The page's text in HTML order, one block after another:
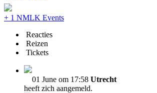
+ 1 NMLK Events
Reacties
Reizen
Tickets
01 June om 17:58 Utrecht
heeft zich aangemeld.